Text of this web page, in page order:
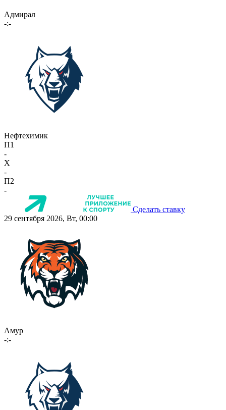
Адмирал
-:-
Нефтехимик
П1
-
X
-
П2
-
Сделать ставку
29 сентября 2026, Вт, 00:00
Амур
-:-